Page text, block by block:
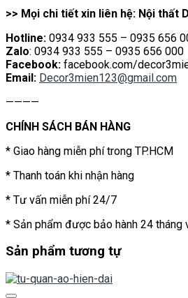
>> Mọi chi tiết xin liên hệ: Nội thất
Hotline: 0934 933 555 – 0935 656
Zalo: 0934 933 555 – 0935 656 000
Facebook: facebook.com/
Email: Decor3mien123@gmail.com
————
CHÍNH SÁCH BÁN HÀNG
* Giao hàng miễn phí trong TP.HCM
* Thanh toán khi nhận hàng
* Tư vấn miễn phí 24/7
* Sản phẩm được bảo hành 24
Sản phẩm tương tự